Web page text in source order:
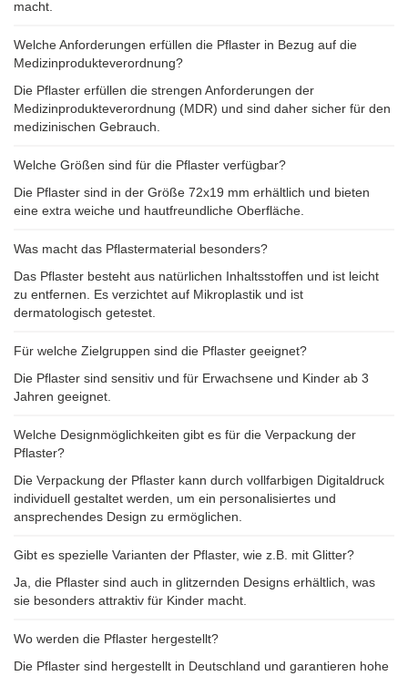
macht.
Welche Anforderungen erfüllen die Pflaster in Bezug auf die
Medizinprodukteverordnung?
Die Pflaster erfüllen die strengen Anforderungen der
Medizinprodukteverordnung (MDR) und sind daher sicher für den
medizinischen Gebrauch.
Welche Größen sind für die Pflaster verfügbar?
Die Pflaster sind in der Größe 72x19 mm erhältlich und bieten
eine extra weiche und hautfreundliche Oberfläche.
Was macht das Pflastermaterial besonders?
Das Pflaster besteht aus natürlichen Inhaltsstoffen und ist leicht
zu entfernen. Es verzichtet auf Mikroplastik und ist
dermatologisch getestet.
Für welche Zielgruppen sind die Pflaster geeignet?
Die Pflaster sind sensitiv und für Erwachsene und Kinder ab 3
Jahren geeignet.
Welche Designmöglichkeiten gibt es für die Verpackung der
Pflaster?
Die Verpackung der Pflaster kann durch vollfarbigen Digitaldruck
individuell gestaltet werden, um ein personalisiertes und
ansprechendes Design zu ermöglichen.
Gibt es spezielle Varianten der Pflaster, wie z.B. mit Glitter?
Ja, die Pflaster sind auch in glitzernden Designs erhältlich, was
sie besonders attraktiv für Kinder macht.
Wo werden die Pflaster hergestellt?
Die Pflaster sind hergestellt in Deutschland und garantieren hohe